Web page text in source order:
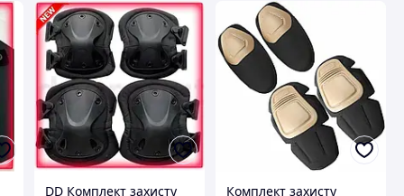
DD Комплект захисту
Комплект захисту